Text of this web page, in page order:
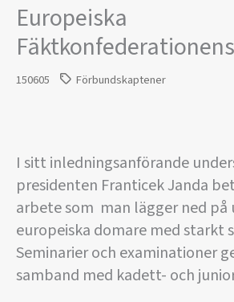
Europeiska
150605 Förbundskaptener
I sitt inledningsanförande
presidenten Franticek Janda
arbete som man lägger ned på
europeiska domare med starkt
Seminarier och examinationer
samband med kadett- och